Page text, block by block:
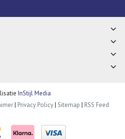
InStijl Media
| Privacy Policy| Sitemap | RSS Feed